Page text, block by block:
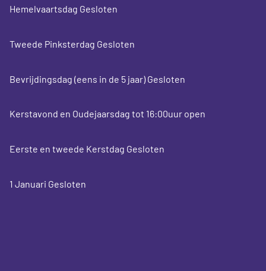
Hemelvaartsdag Gesloten
Tweede Pinksterdag Gesloten
Bevrijdingsdag (eens in de 5 jaar) Gesloten
Kerstavond en Oudejaarsdag tot 16:00uur open
Eerste en tweede Kerstdag Gesloten
1 Januari Gesloten